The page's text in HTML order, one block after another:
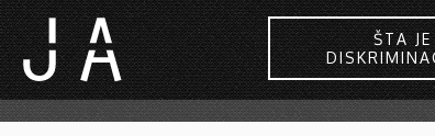
ŠTA JE